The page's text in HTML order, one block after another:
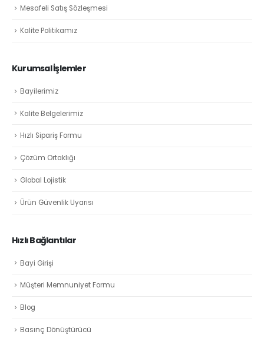
Mesafeli Satış Sözleşmesi
Kalite Politikamız
Kurumsal İşlemler
Bayilerimiz
Kalite Belgelerimiz
Hızlı Sipariş Formu
Çözüm Ortaklığı
Global Lojistik
Ürün Güvenlik Uyarısı
Hızlı Bağlantılar
Bayi Girişi
Müşteri Memnuniyet Formu
Blog
Basınç Dönüştürücü